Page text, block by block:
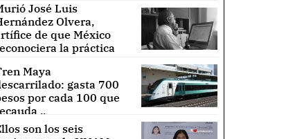
José Luis
Olvera,
de que México
la práctica
Maya
gasta 700
por cada 100 que
..
son los seis